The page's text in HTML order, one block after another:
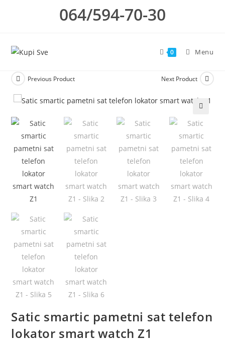
064/594-70-30
0 Menu
Previous Product Next Product
🔍
Satic smartic pametni sat telefon
lokator smart watch Z1